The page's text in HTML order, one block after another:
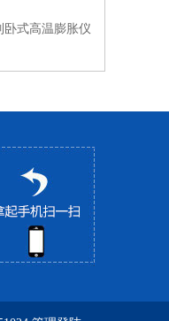
卧式高温膨胀仪